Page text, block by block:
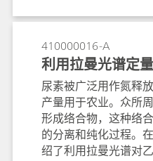
行测量,从而加深对过
厂或大型生产现场实
明。对于重复进行的
线过程监控,拉曼为过
解决方案, 并为过程
410000016-A
利用拉曼光谱定
尿素被广泛用作氮释
产量用于农业。众所
形成络合物，这种络
的分离和纯化过程。
绍了利用拉曼光谱对